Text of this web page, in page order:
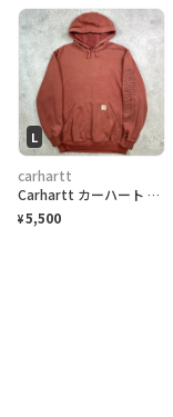
L
carhartt
Carhartt カーハート スウェットパーカー ORIGINAL FIT ワンポイントロゴ メンズL相当
¥5,500